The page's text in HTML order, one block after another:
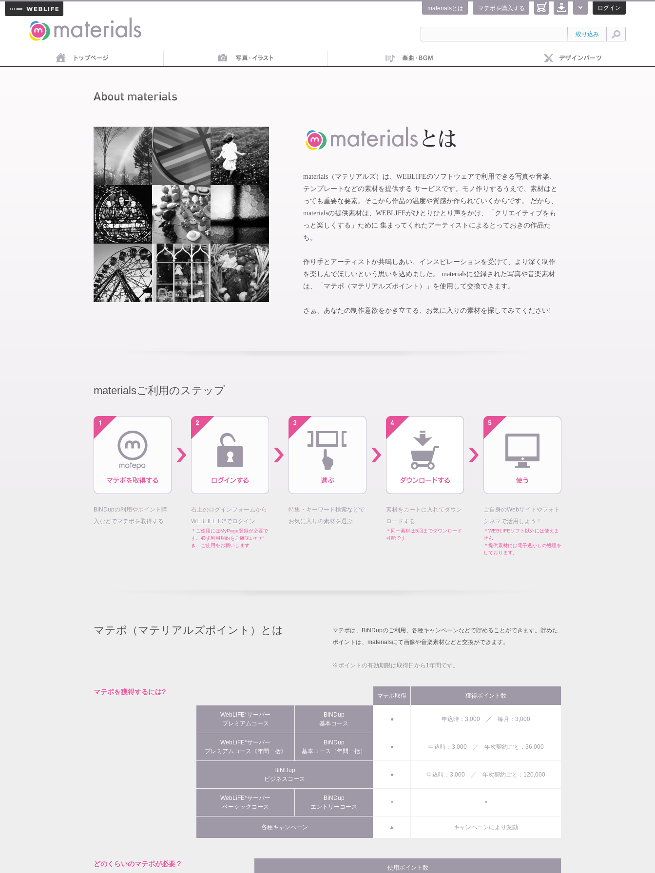
materials
ログイン
マテポを購入する
materialsとは
絞り込み
materials（マテリアルズ）は、WEBLIFEのソフトウェアで利用できる写真や音楽、
テンプレートなどの素材を提供する サービスです。モノ作りするうえで、素材はと
っても重要な要素。そこから作品の温度や質感が作られていくからです。 だから、
materialsの提供素材は、WEBLIFEがひとりひとり声をかけ、「クリエイティブをも
っと楽しくする」ために 集まってくれたアーティストによるとっておきの作品た
ち。
作り手とアーティストが共鳴しあい、インスピレーションを受けて、より深く制作
を楽しんでほしいという思いを込めました。 materialsに登録された写真や音楽素材
は、「マテポ（マテリアルズポイント）」を使用して交換できます。
さぁ、あなたの制作意欲をかき立てる、お気に入りの素材を探してみてください!
materialsご利用のステップ
BiNDupの利用やポイント購
入などでマテポを取得する
右上のログインフォームから
WEBLIFE ID*でログイン
＊ご使用にはMyPage登録が必要で
す。必ず利用規約をご確認いただ
き、ご使用をお願いします
特集・キーワード検索などで
お気に入りの素材を選ぶ
素材をカートに入れてダウン
ロードする
＊同一素材は5回までダウンロード
可能です
ご自身のWebサイトやフォト
シネマで活用しよう！
＊WEBLIFEソフト以外には使えま
せん
＊提供素材には電子透かしの処理を
しております。
マテポ（マテリアルズポイント）とは
マテポは、BiNDupのご利用、各種キャンペーンなどで貯めることができます。貯めた
ポイントは、materialsにて画像や音楽素材などと交換ができます。
※ポイントの有効期限は取得日から1年間です。
マテポを獲得するには? マテポ取得 獲得ポイント数
WebLiFE*サーバー
プレミアムコース
BiNDup
基本コース
● 申込時：3,000 ／ 毎月：3,000
WebLiFE*サーバー
プレミアムコース《年間一括》
BiNDup
基本コース［年間一括］
● 申込時：3,000 ／ 年次契約ごと：36,000
BiNDup
ビジネスコース
● 申込時：3,000 ／ 年次契約ごと：120,000
WebLiFE*サーバー
ベーシックコース
BiNDup
エントリーコース
× ×
各種キャンペーン ▲ キャンペーンにより変動
どのくらいのマテポが必要？ 使用ポイント数